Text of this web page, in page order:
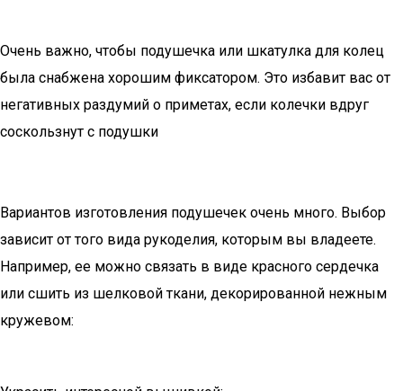
Очень важно, чтобы подушечка или шкатулка для колец
была снабжена хорошим фиксатором. Это избавит вас от
негативных раздумий о приметах, если колечки вдруг
соскользнут с подушки
Вариантов изготовления подушечек очень много. Выбор
зависит от того вида рукоделия, которым вы владеете.
Например, ее можно связать в виде красного сердечка
или сшить из шелковой ткани, декорированной нежным
кружевом: